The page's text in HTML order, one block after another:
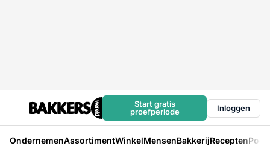
Start gratis
proefperiode
Inloggen
OndernemenAssortimentWinkelMensenBakkerijRecepten